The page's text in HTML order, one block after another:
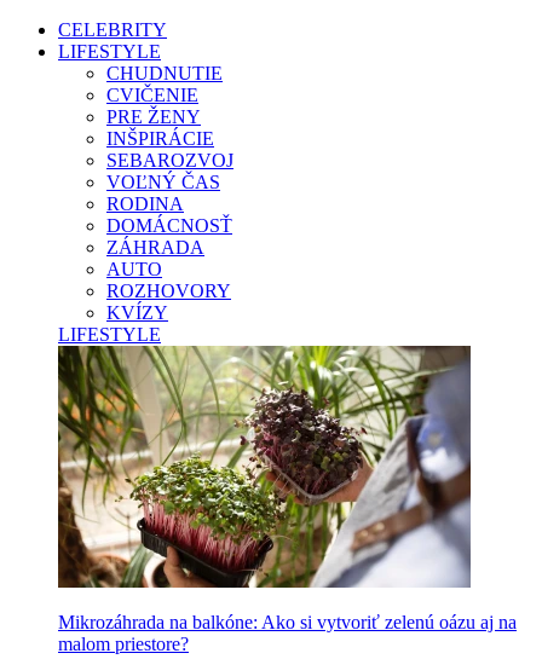
CELEBRITY
LIFESTYLE
CHUDNUTIE
CVIČENIE
PRE ŽENY
INŠPIRÁCIE
SEBAROZVOJ
VOĽNÝ ČAS
RODINA
DOMÁCNOSŤ
ZÁHRADA
AUTO
ROZHOVORY
KVÍZY
LIFESTYLE
Mikrozáhrada na balkóne: Ako si vytvoriť zelenú oázu aj na
malom priestore?